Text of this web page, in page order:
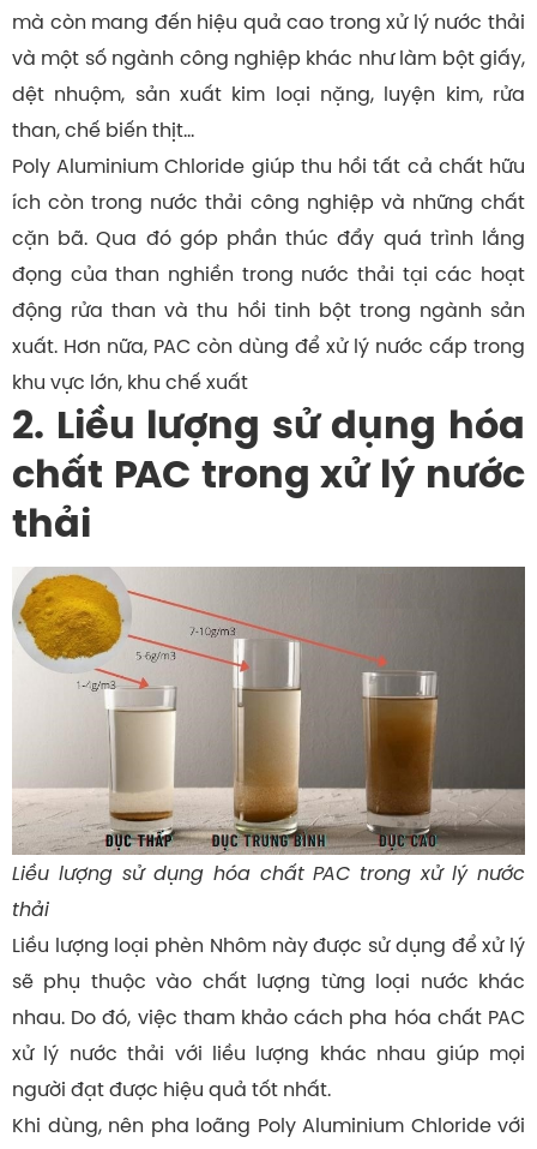
mà còn mang đến hiệu quả cao trong xử lý nước thải
và một số ngành công nghiệp khác như làm bột giấy,
dệt nhuộm, sản xuất kim loại nặng, luyện kim, rửa
than, chế biến thịt…
Poly Aluminium Chloride giúp thu hồi tất cả chất hữu
ích còn trong nước thải công nghiệp và những chất
cặn bã. Qua đó góp phần thúc đẩy quá trình lắng
đọng của than nghiền trong nước thải tại các hoạt
động rửa than và thu hồi tinh bột trong ngành sản
xuất. Hơn nữa, PAC còn dùng để xử lý nước cấp trong
khu vực lớn, khu chế xuất
2. Liều lượng sử dụng hóa
chất PAC trong xử lý nước
thải
Liều lượng sử dụng hóa chất PAC trong xử lý nước
thải
Liều lượng loại phèn Nhôm này được sử dụng để xử lý
sẽ phụ thuộc vào chất lượng từng loại nước khác
nhau. Do đó, việc tham khảo cách pha hóa chất PAC
xử lý nước thải với liều lượng khác nhau giúp mọi
người đạt được hiệu quả tốt nhất.
Khi dùng, nên pha loãng Poly Aluminium Chloride với